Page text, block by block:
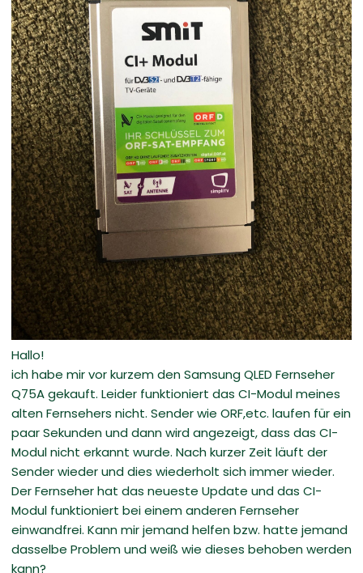
Hallo!
ich habe mir vor kurzem den Samsung QLED Fernseher
Q75A gekauft. Leider funktioniert das CI-Modul meines
alten Fernsehers nicht. Sender wie ORF,etc. laufen für ein
paar Sekunden und dann wird angezeigt, dass das CI-
Modul nicht erkannt wurde. Nach kurzer Zeit läuft der
Sender wieder und dies wiederholt sich immer wieder.
Der Fernseher hat das neueste Update und das CI-
Modul funktioniert bei einem anderen Fernseher
einwandfrei. Kann mir jemand helfen bzw. hatte jemand
dasselbe Problem und weiß wie dieses behoben werden
kann?